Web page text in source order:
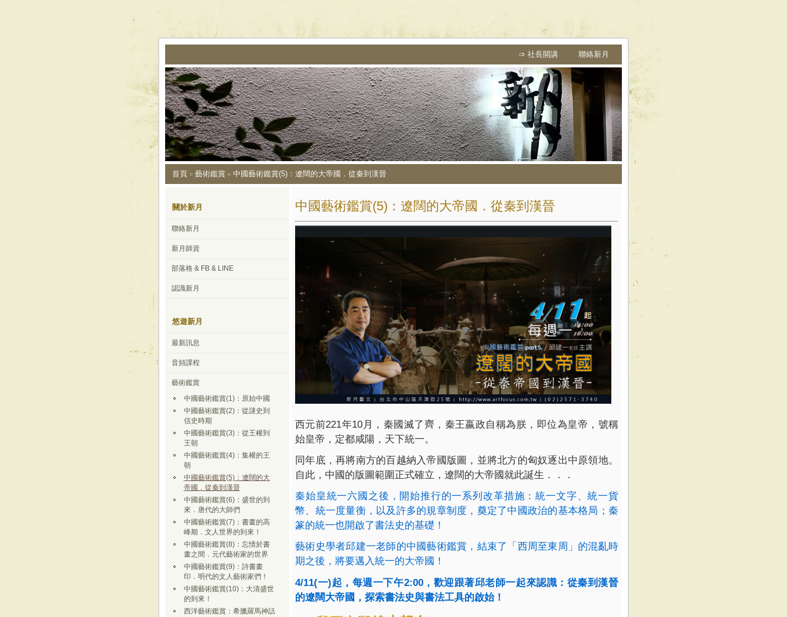
➩ 社長開講 聯絡新月
首頁 » 藝術鑑賞 » 中國藝術鑑賞(5)：遼闊的大帝國．從秦到漢晉
關於新月
聯絡新月
新月師資
部落格 & FB & LINE
認識新月
悠遊新月
最新訊息
音頻課程
藝術鑑賞
中國藝術鑑賞(1)：原始中國
中國藝術鑑賞(2)：從謎史到
信史時期
中國藝術鑑賞(3)：從王權到
王朝
中國藝術鑑賞(4)：集權的王
朝
中國藝術鑑賞(5)：遼闊的大
帝國．從秦到漢晉
中國藝術鑑賞(6)：盛世的到
來．唐代的大師們
中國藝術鑑賞(7)：書畫的高
峰期．文人世界的到來！
中國藝術鑑賞(8)：忘情於書
畫之間．元代藝術家的世界
中國藝術鑑賞(9)：詩書畫
印．明代的文人藝術家們！
中國藝術鑑賞(10)：大清盛世
的到來！
西洋藝術鑑賞：希臘羅馬神話
中國藝術鑑賞(5)：遼闊的大帝國．從秦到漢晉
西元前221年10 月，秦國滅了齊，秦王嬴政自稱為朕，即位為皇帝，號稱
始皇帝，定都咸陽，天下統一。
同年底，再將南方的百越納入帝國版圖，並將北方的匈奴逐出中原領地。
自此，中國的版圖範圍正式確立，遼闊的大帝國就此誕生．．．
秦始皇統一六國之後，開始推行的一系列改革措施：統一文字、統一貨
幣、統一度量衡，以及許多的規章制度，奠定了中國政治的基本格局；秦
篆的統一也開啟了書法史的基礎！
藝術史學者邱建一老師的中國藝術鑑賞，結束了「西周至東周」的混亂時
期之後，將要邁入統一的大帝國！
4/11(一)起，每週一下午2:00，歡迎跟著邱老師一起來認識：從秦到漢晉
的遼闊大帝國，探索書法史與書法工具的啟始！